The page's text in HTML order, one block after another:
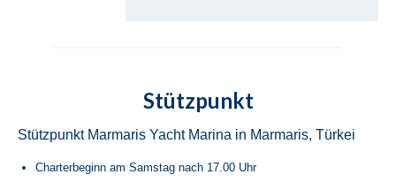
in der Türkei
Beneteau Oceanis 48 Athena in Fethiye in
Stützpunkt
Stützpunkt Marmaris Yacht Marina in Marmaris, Türkei
Charterbeginn am Samstag nach 17.00 Uhr